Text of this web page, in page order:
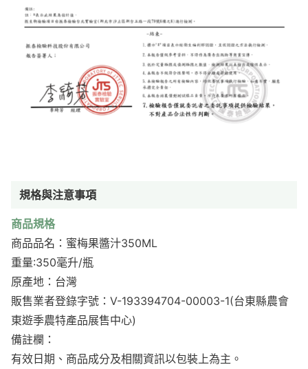
規格與注意事項
商品規格
商品品名：蜜梅果醬汁350ML
重量:350毫升/瓶
原產地：台灣
販售業者登錄字號：V-193394704-00003-1(台東縣農會
東遊季農特產品展售中心)
備註欄：
有效日期、商品成分及相關資訊以包裝上為主。